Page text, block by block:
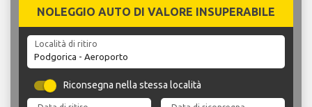
NOLEGGIO AUTO DI VALORE INSUPERABILE
Località di ritiro
Riconsegna nella stessa località